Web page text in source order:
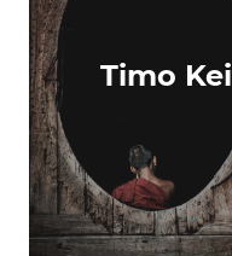
Timo